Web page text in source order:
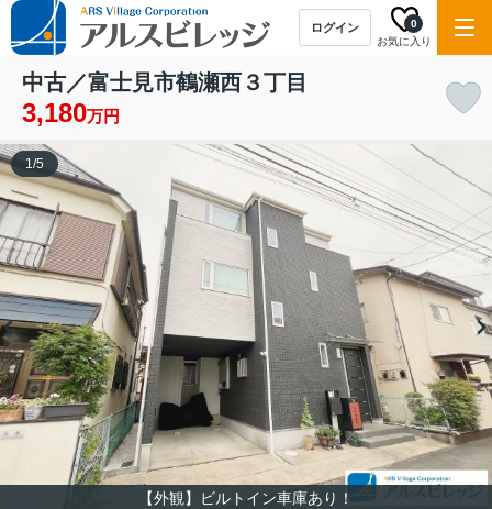
ログイン
お気に入り
0
中古／富士見市鶴瀬西３丁目
3,180万円
【外観】ビルトイン車庫あり！
1/5